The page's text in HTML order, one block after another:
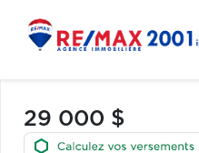
29 000 $